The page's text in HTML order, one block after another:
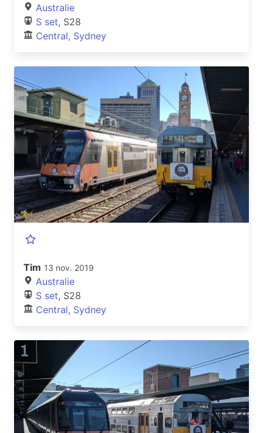
Australie
S set, S28
Central, Sydney
Tim 13 nov. 2019
Australie
S set, S28
Central, Sydney